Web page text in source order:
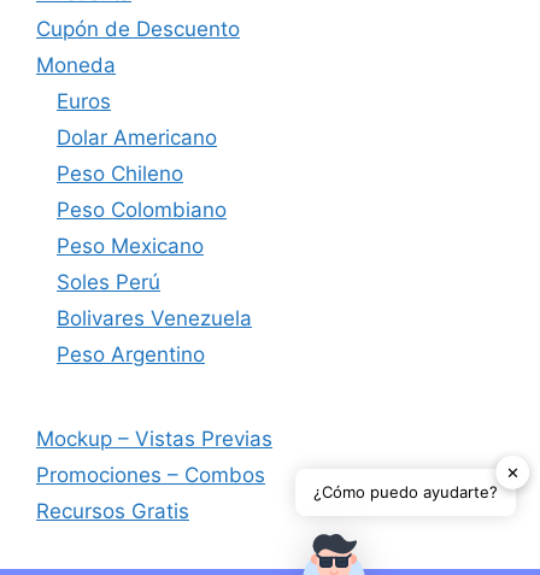
Cupón de Descuento
Moneda
Euros
Dolar Americano
Peso Chileno
Peso Colombiano
Peso Mexicano
Soles Perú
Bolivares Venezuela
Peso Argentino
Mockup – Vistas Previas
Promociones – Combos
Recursos Gratis
✕
¿Cómo puedo ayudarte?